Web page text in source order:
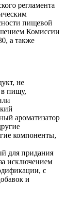
регламента
пищевой
Комиссии
а также
не
в пищу,
ароматизатор
компоненты,
для придания
исключением
с
и